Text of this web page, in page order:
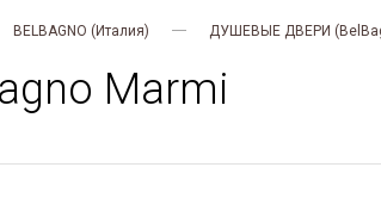
BELBAGNO (Италия) ДУШЕВЫЕ ДВЕРИ
Marmi